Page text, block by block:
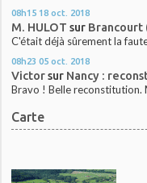
08h15 18 oct. 2018
M. HULOT sur Brancourt
C'était déjà sûrement la
08h23 05 oct. 2018
Victorsur Nancy :
Bravo ! Belle reconstitution.
Carte